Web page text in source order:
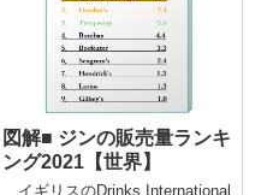
図解■ ジンの販売量ランキ
ング2021【世界】
イギリスのDrinks International